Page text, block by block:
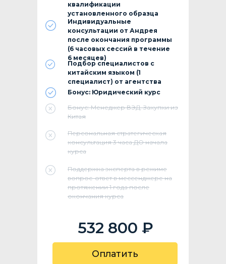
квалификации
установленного образца
532 800 ₽
Оплатить
Персональная стратегическая
консультация 3 часа ДО начала
курса
Поддержка эксперта в режиме
вопрос-ответ в мессенджере на
протяжении 1 года после
окончания курса
Индивидуальные
консультации от Андрея
после окончания программы
(6 часовых сессий в течение
6 месяцев)
Подбор специалистов с
китайским языком (1
специалист) от агентства
Бонус: Юридический курс
Бонус: Менеджер ВЭД. Закупки из
Китая